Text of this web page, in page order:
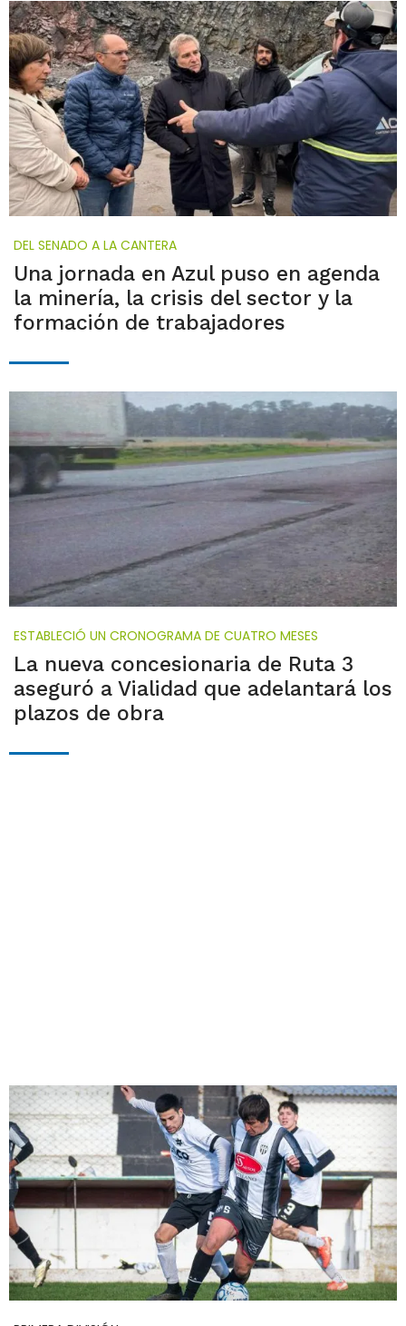
DEL SENADO A LA CANTERA
Una jornada en Azul puso en agenda
la minería, la crisis del sector y la
formación de trabajadores
ESTABLECIÓ UN CRONOGRAMA DE CUATRO MESES
La nueva concesionaria de Ruta 3
aseguró a Vialidad que adelantará los
plazos de obra